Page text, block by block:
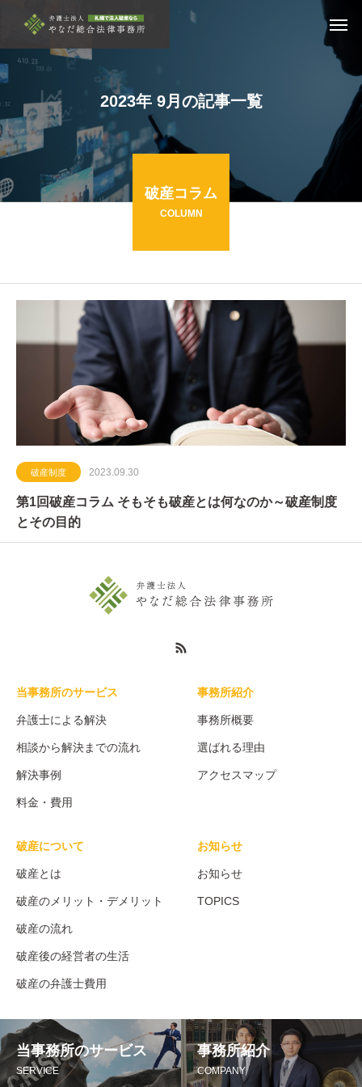
2023年 9月の記事一覧
破産コラム
COLUMN
破産制度 2023.09.30
第1回破産コラム そもそも破産とは何なのか～破産制度
とその目的
当事務所のサービス
弁護士による解決
相談から解決までの流れ
解決事例
料金・費用
事務所紹介
事務所概要
選ばれる理由
アクセスマップ
破産について
破産とは
破産のメリット・デメリット
破産の流れ
破産後の経営者の生活
破産の弁護士費用
お知らせ
お知らせ
TOPICS
当事務所のサービス
SERVICE
事務所紹介
COMPANY